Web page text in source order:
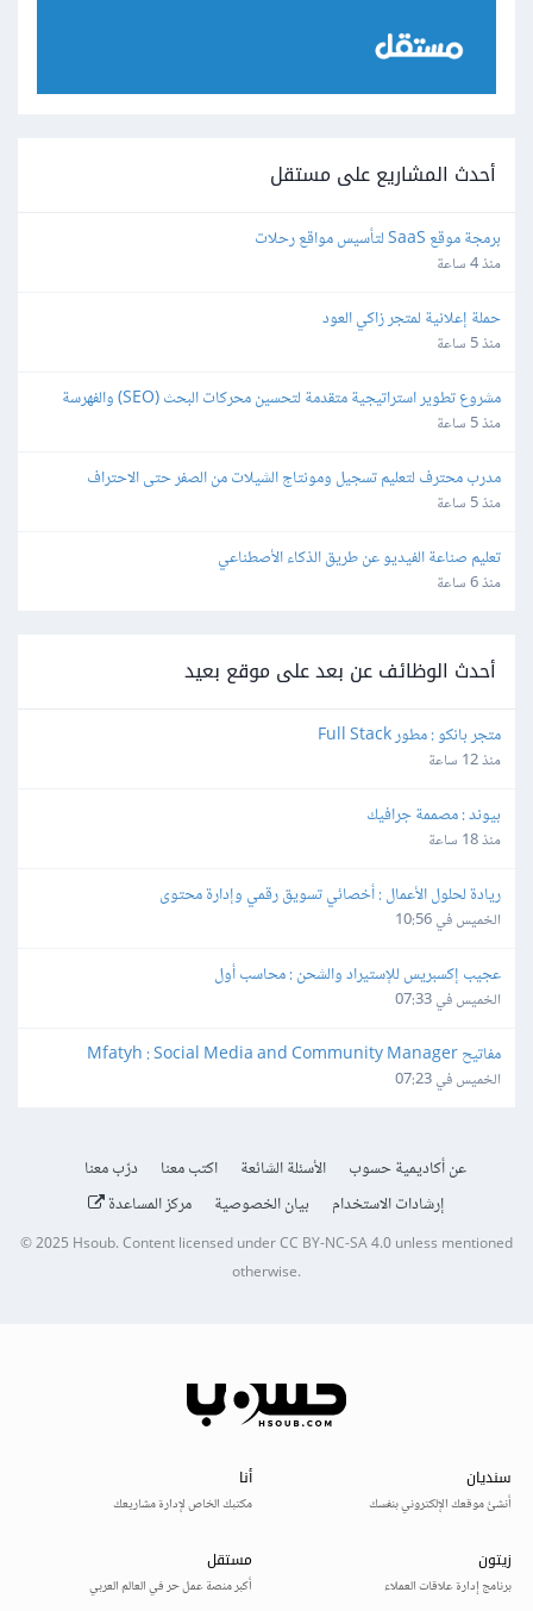
أحدث المشاريع على مستقل
برمجة موقع SaaS لتأسيس مواقع رحلات
منذ 4 ساعة
حملة إعلانية لمتجر زاكي العود
منذ 5 ساعة
(Indexing)منذ 5 ساعة
مدرب محترف لتعليم تسجيل ومونتاج الشيلات من الصفر حتى الاحتراف
منذ 5 ساعة
تعليم صناعة الفيديو عن طريق الذكاء الأصطناعي
منذ 6 ساعة
أحدث الوظائف عن بعد على موقع بعيد
متجر بانكو : مطور Full Stack
منذ 12 ساعة
بيوند : مصممة جرافيك
منذ 18 ساعة
ريادة لحلول الأعمال : أخصائي تسويق رقمي وإدارة محتوى
الخميس في 10:56
عجيب إكسبريس للإستيراد والشحن : محاسب أول
الخميس في 07:33
مفاتيح Mfatyh : Social Media and Community Manager
الخميس في 07:23
عن أكاديمية حسوب الأسئلة الشائعة اكتب معنا
درّب معنا
إرشادات الاستخدام
بيان الخصوصية مركز المساعدة
© 2025 Hsoub.Content licensed underCC BY-NC-SA 4.0unless mentioned
otherwise.